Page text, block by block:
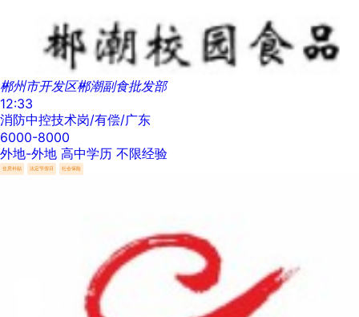
郴州市开发区郴潮副食批发部
12:33
消防中控技术岗/有偿/广东
6000-8000
外地-外地 高中学历 不限经验
住房补贴 法定节假日 社会保险